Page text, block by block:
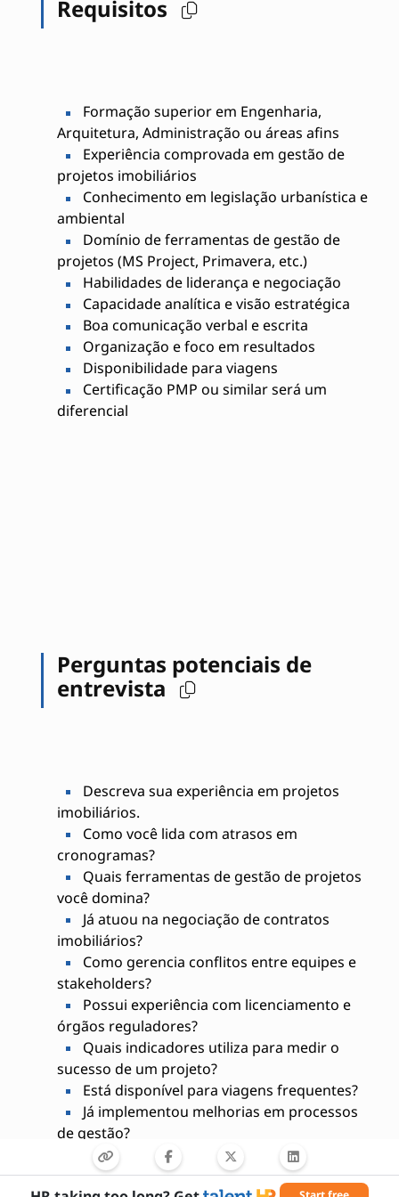
Requisitos
Formação superior em Engenharia,
Arquitetura, Administração ou áreas afins
Experiência comprovada em gestão de
projetos imobiliários
Conhecimento em legislação urbanística e
ambiental
Domínio de ferramentas de gestão de
projetos (MS Project, Primavera, etc.)
Habilidades de liderança e negociação
Capacidade analítica e visão estratégica
Boa comunicação verbal e escrita
Organização e foco em resultados
Disponibilidade para viagens
Certificação PMP ou similar será um
diferencial
Perguntas potenciais de
entrevista
Descreva sua experiência em projetos
imobiliários.
Como você lida com atrasos em
cronogramas?
Quais ferramentas de gestão de projetos
você domina?
Já atuou na negociação de contratos
imobiliários?
Como gerencia conflitos entre equipes e
stakeholders?
Possui experiência com licenciamento e
órgãos reguladores?
Quais indicadores utiliza para medir o
sucesso de um projeto?
Está disponível para viagens frequentes?
Já implementou melhorias em processos
de gestão?
Possui certificações em gestão de
projetos?